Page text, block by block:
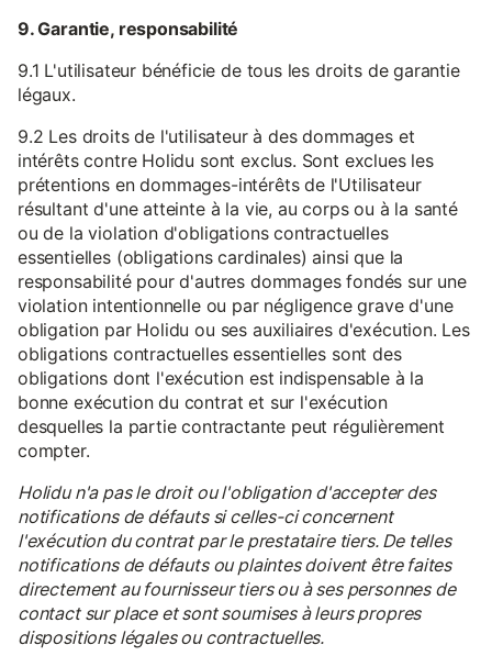
9. Garantie, responsabilité
9.1 L'utilisateur bénéficie de tous les droits de garantie
légaux.
9.2 Les droits de l'utilisateur à des dommages et
intérêts contre Holidu sont exclus. Sont exclues les
prétentions en dommages-intérêts de l'Utilisateur
résultant d'une atteinte à la vie, au corps ou à la santé
ou de la violation d'obligations contractuelles
essentielles (obligations cardinales) ainsi que la
responsabilité pour d'autres dommages fondés sur une
violation intentionnelle ou par négligence grave d'une
obligation par Holidu ou ses auxiliaires d'exécution. Les
obligations contractuelles essentielles sont des
obligations dont l'exécution est indispensable à la
bonne exécution du contrat et sur l'exécution
desquelles la partie contractante peut régulièrement
compter.
Holidu n'a pas le droit ou l'obligation d'accepter des
notifications de défauts si celles-ci concernent
l'exécution du contrat par le prestataire tiers. De telles
notifications de défauts ou plaintes doivent être faites
directement au fournisseur tiers ou à ses personnes de
contact sur place et sont soumises à leurs propres
dispositions légales ou contractuelles.